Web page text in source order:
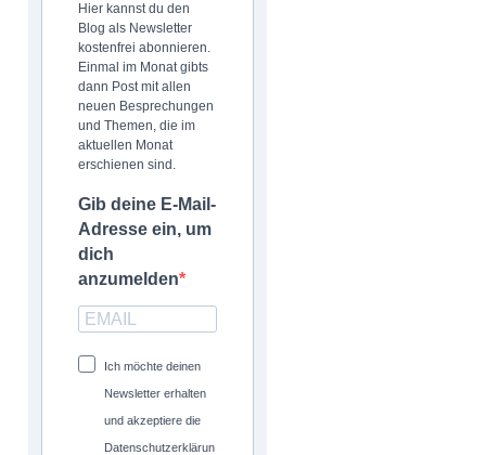
Hier kannst du den
Blog als Newsletter
kostenfrei abonnieren.
Einmal im Monat gibts
dann Post mit allen
neuen Besprechungen
und Themen, die im
aktuellen Monat
erschienen sind.
Gib deine E-Mail-
Adresse ein, um
dich
anzumelden
Ich möchte deinen
Newsletter erhalten
und akzeptiere die
Datenschutzerklärun